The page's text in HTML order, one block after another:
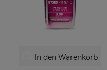
In den Warenkorb